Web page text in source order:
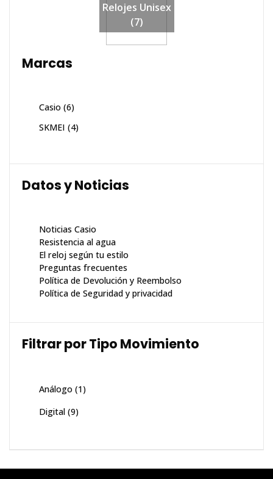
Relojes Unisex
(7)
Marcas
Casio (6)
SKMEI (4)
Datos y Noticias
Noticias Casio
Resistencia al agua
El reloj según tu estilo
Preguntas frecuentes
Política de Devolución y Reembolso
Política de Seguridad y privacidad
Filtrar por Tipo Movimiento
Análogo (1)
Digital (9)